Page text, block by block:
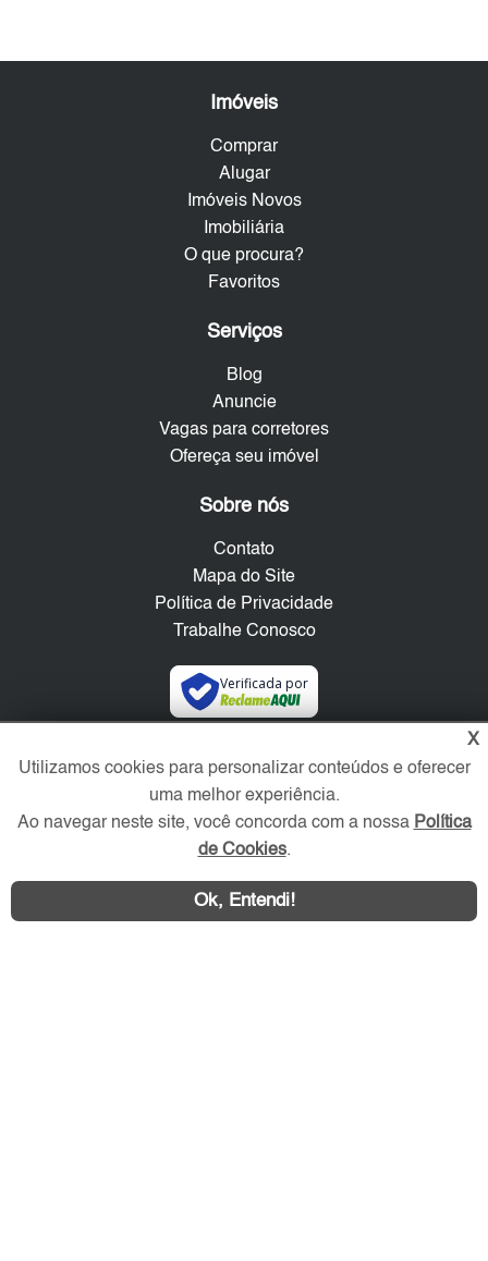
Imóveis
Comprar
Alugar
Imóveis Novos
Imobiliária
O que procura?
Favoritos
Serviços
Blog
Anuncie
Vagas para corretores
Ofereça seu imóvel
Sobre nós
Contato
Mapa do Site
Política de Privacidade
Trabalhe Conosco
Verificada por
Redes Sociais
X
Utilizamos cookies para personalizar conteúdos e oferecer
uma melhor experiência.
Ao navegar neste site, você concorda com a nossa Política
de Cookies.
Ok, Entendi!